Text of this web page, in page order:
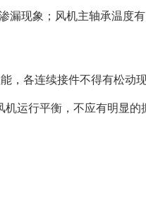
漏现象；风机主轴承温度
，各连续接件不得有松动
运行平衡，不应有明显